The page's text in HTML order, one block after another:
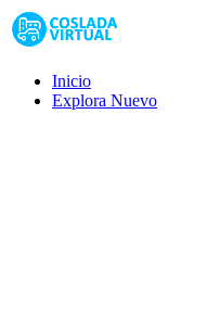
Inicio
Explora Nuevo